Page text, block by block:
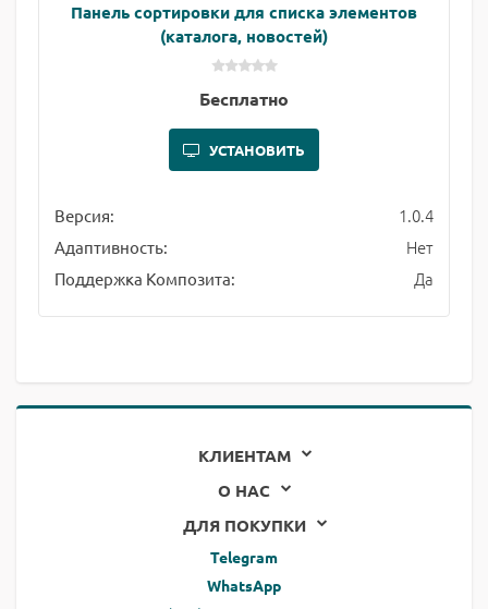
Панель сортировки для списка элементов
(каталога, новостей)
Бесплатно
УСТАНОВИТЬ
Версия: 1.0.4
Адаптивность: Нет
Поддержка Композита: Да
КЛИЕНТАМ
О НАС
ДЛЯ ПОКУПКИ
Telegram
WhatsApp